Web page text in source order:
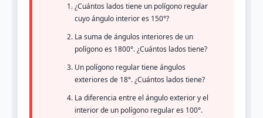
¿Cuántos lados tiene un polígono regular
cuyo ángulo interior es 150°?
La suma de ángulos interiores de un
polígono es 1800°. ¿Cuántos lados tiene?
Un polígono regular tiene ángulos
exteriores de 18°. ¿Cuántos lados tiene?
La diferencia entre el ángulo exterior y el
interior de un polígono regular es 100°.